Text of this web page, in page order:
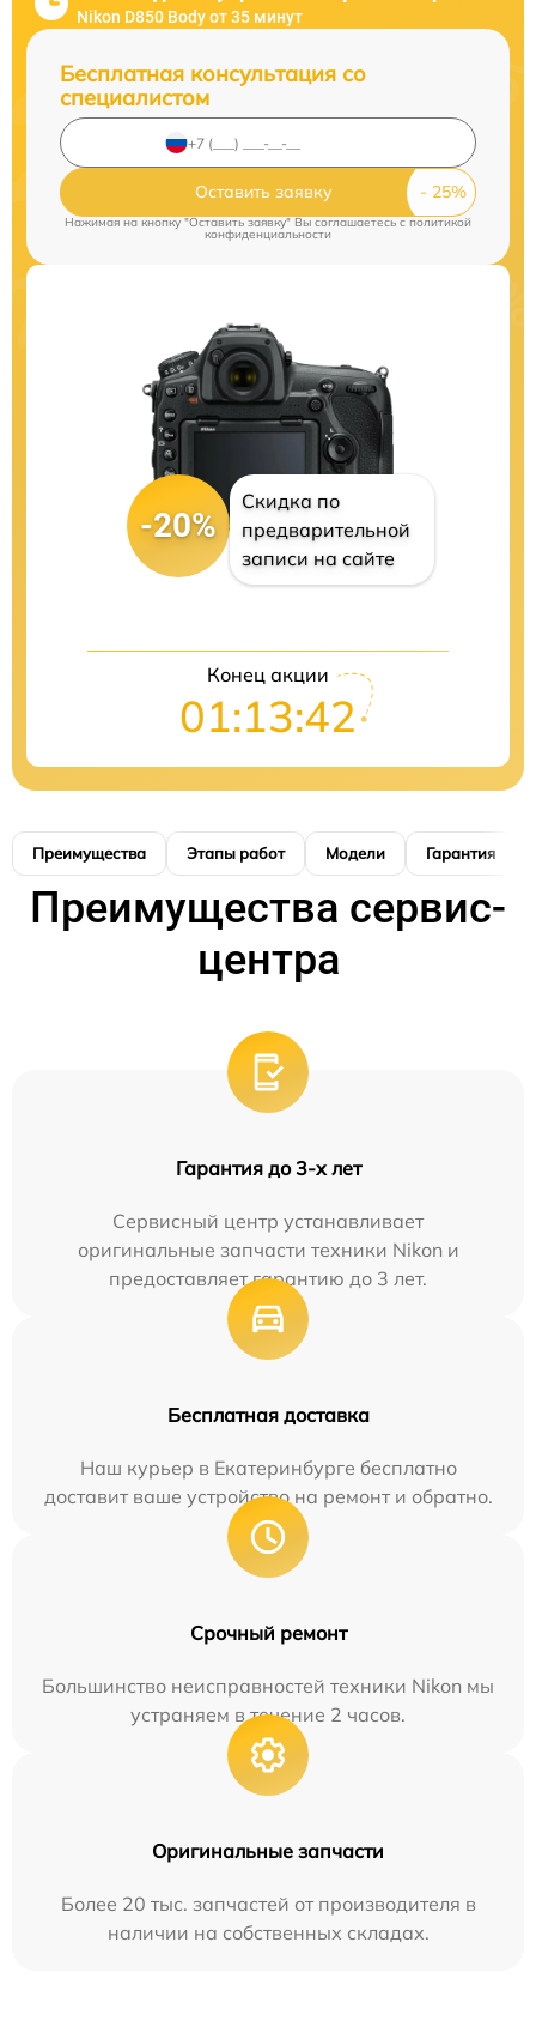
Nikon D850 Body от 35 минут
Бесплатная консультация со
специалистом
Оставить заявку
Нажимая на кнопку "Оставить заявку" Вы соглашаетесь cполитикой
конфиденциальности
-20%
Скидка по
предварительной
записи на сайте
Конец акции
01:13:41
Преимущества Этапы работ Модели Гарантия
Преимущества сервис-
центра
Гарантия до 3-х лет
Сервисный центр устанавливает
оригинальные запчасти техники Nikon и
предоставляет гарантию до 3 лет.
Бесплатная доставка
Наш курьер в Екатеринбурге бесплатно
доставит ваше устройство на ремонт и обратно.
Срочный ремонт
Большинство неисправностей техники Nikon мы
устраняем в течение 2 часов.
Оригинальные запчасти
Более 20 тыс. запчастей от производителя в
наличии на собственных складах.